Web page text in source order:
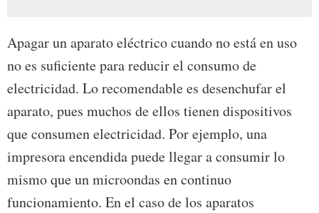
Apagar un aparato eléctrico cuando no está en uso
no es suficiente para reducir el consumo de
electricidad. Lo recomendable es desenchufar el
aparato, pues muchos de ellos tienen dispositivos
que consumen electricidad. Por ejemplo, una
impresora encendida puede llegar a consumir lo
mismo que un microondas en continuo
funcionamiento. En el caso de los aparatos